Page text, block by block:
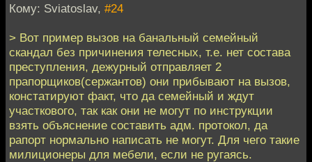
Кому: Sviatoslav, #24
> Вот пример вызов на банальный семейный
скандал без причинения телесных, т.е. нет состава
преступления, дежурный отправляет 2
прапорщиков(сержантов) они прибывают на вызов,
констатируют факт, что да семейный и ждут
участкового, так как они не могут по инструкции
взять объяснение составить адм. протокол, да
рапорт нормально написать не могут. Для чего такие
милиционеры для мебели, если не ругаясь.